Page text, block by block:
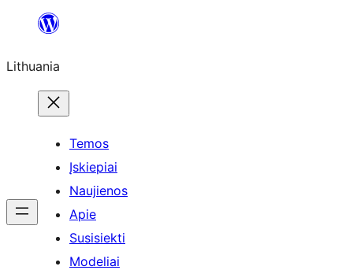
turinio
Lithuania
Temos
Įskiepiai
Naujienos
Apie
Susisiekti
Modeliai